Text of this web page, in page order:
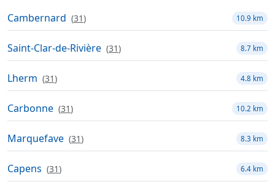
Cambernard (31) 10.9 km
Saint-Clar-de-Rivière (31) 8.7 km
Lherm (31) 4.8 km
Carbonne (31) 10.2 km
Marquefave (31) 8.3 km
Capens (31) 6.4 km